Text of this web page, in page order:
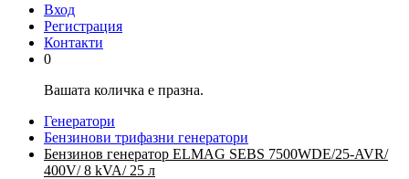
Вход
Регистрация
Контакти
0
Вашата количка е празна.
Генератори
Бензинови трифазни генератори
Бензинов генератор ELMAG SEBS 7500WDE/25-AVR/
400V/ 8 kVA/ 25 л